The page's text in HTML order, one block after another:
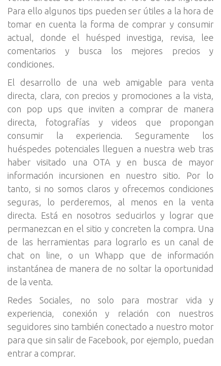
Para ello algunos tips pueden ser útiles a la hora de
tomar en cuenta la forma de comprar y consumir
actual, donde el huésped investiga, revisa, lee
comentarios y busca los mejores precios y
condiciones.
El desarrollo de una web amigable para venta
directa, clara, con precios y promociones a la vista,
con pop ups que inviten a comprar de manera
directa, fotografías y videos que propongan
consumir la experiencia. Seguramente los
huéspedes potenciales lleguen a nuestra web tras
haber visitado una OTA y en busca de mayor
información incursionen en nuestro sitio. Por lo
tanto, si no somos claros y ofrecemos condiciones
seguras, lo perderemos, al menos en la venta
directa. Está en nosotros seducirlos y lograr que
permanezcan en el sitio y concreten la compra. Una
de las herramientas para lograrlo es un canal de
chat on line, o un Whapp que de información
instantánea de manera de no soltar la oportunidad
de la venta.
Redes Sociales, no solo para mostrar vida y
experiencia, conexión y relación con nuestros
seguidores sino también conectado a nuestro motor
para que sin salir de Facebook, por ejemplo, puedan
entrar a comprar.